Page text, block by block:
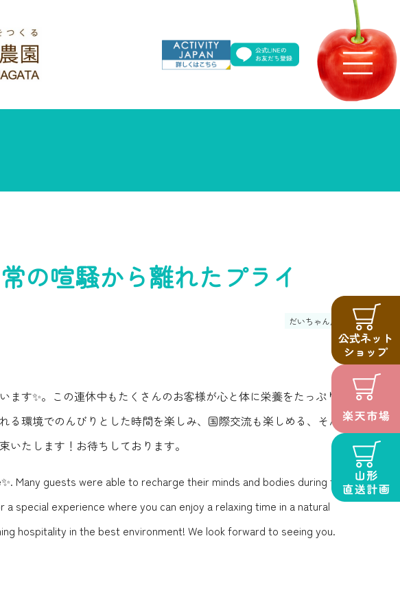
の喧騒から離れたプライ
だいちゃん農園
す✨。この連休中もたくさんのお客様が心と体に栄養をたっぷりチ
る環境でのんびりとした時間を楽しみ、国際交流も楽しめる、そんな
たします！お待ちしております。
Many guests were able to recharge their minds and bodies during this
special experience where you can enjoy a relaxing time in a natural
hospitality in the best environment! We look forward to seeing you.